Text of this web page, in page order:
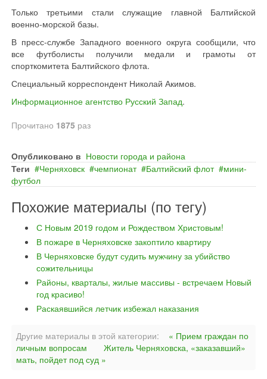
Только третьими стали служащие главной Балтийской
военно-морской базы.
В пресс-службе Западного военного округа сообщили, что
все футболисты получили медали и грамоты от
спорткомитета Балтийского флота.
Специальный корреспондент Николай Акимов.
Информационное агентство Русский Запад.
Прочитано 1875 раз
Опубликовано в Новости города и района
Теги
Черняховск чемпионат Балтийский флот
мини-
футбол
Похожие материалы (по тегу)
С Новым 2019 годом и Рождеством Христовым!
В пожаре в Черняховске закоптило квартиру
В Черняховске будут судить мужчину за убийство
сожительницы
Районы, кварталы, жилые массивы - встречаем Новый
год красиво!
Раскаявшийся летчик избежал наказания
Другие материалы в этой категории:
« Прием граждан по
личным вопросам
Житель Черняховска, «заказавший»
мать, пойдет под суд »